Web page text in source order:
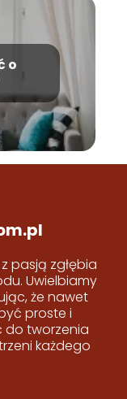
o
pasją zgłębia
Uwielbiamy
że nawet
proste i
do tworzenia
każdego